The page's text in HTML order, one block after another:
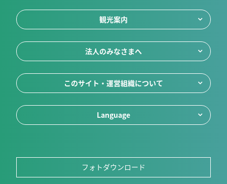
観光案内
法人のみなさまへ
このサイト・運営組織について
Language
フォトダウンロード